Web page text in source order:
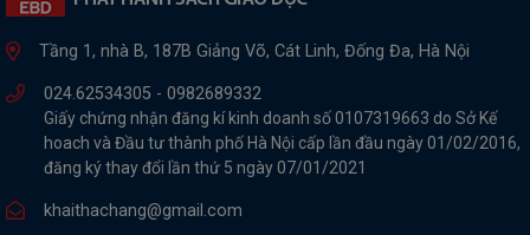
Tầng 1, nhà B, 187B Giảng Võ, Cát Linh, Đống Đa, Hà Nội
024.62534305 - 0982689332
Giấy chứng nhận đăng kí kinh doanh số 0107319663 do Sở Kế
hoach và Đầu tư thành phố Hà Nội cấp lần đầu ngày 01/02/2016,
đăng ký thay đổi lần thứ 5 ngày 07/01/2021
khaithachang@gmail.com